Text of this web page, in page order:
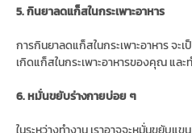
5. กินยาลดแก็สในกระเพาะอาหาร
การกินยาลดแก็สในกระเพาะอาหาร จะ
เกิดแก็สในกระเพาะอาหารของคุณ แล
6. หมั่นขยับร่างกายบ่อย ๆ